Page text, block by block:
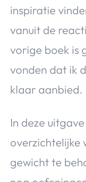
inspiratie
vanuit de
vorige boek is
vonden dat ik
klaar aanbied.
In deze
overzichtelijke
gewicht te